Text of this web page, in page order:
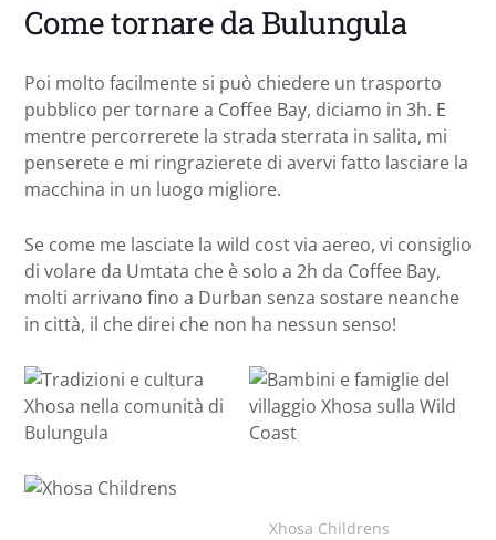
Come tornare da Bulungula
Poi molto facilmente si può chiedere un trasporto
pubblico per tornare a Coffee Bay, diciamo in 3h. E
mentre percorrerete la strada sterrata in salita, mi
penserete e mi ringrazierete di avervi fatto lasciare la
macchina in un luogo migliore.
Se come me lasciate la wild cost via aereo, vi consiglio
di volare da Umtata che è solo a 2h da Coffee Bay,
molti arrivano fino a Durban senza sostare neanche
in città, il che direi che non ha nessun senso!
Xhosa Childrens